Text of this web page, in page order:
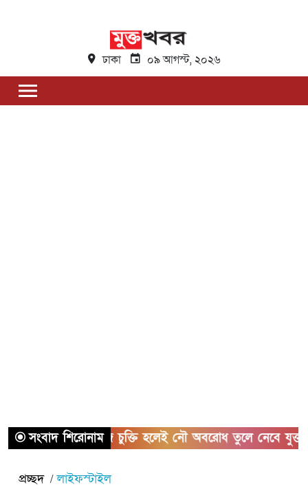
ঢাকা ০৯ আগস্ট, ২০২৬
সংবাদ শিরোনাম
হরমুজ চুক্তি হলেই নৌ অবরোধ তুলে নেবে যুক্তরাষ্ট্র
প্রচ্ছদ লাইফস্টাইল